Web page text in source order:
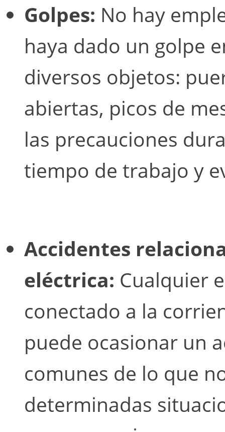
Golpes: No hay
haya dado un golpe
diversos objetos:
abiertas, picos de
las precauciones
tiempo de trabajo y
Accidentes
eléctrica: Cualquier
conectado a la
puede ocasionar un
comunes de lo que
determinadas